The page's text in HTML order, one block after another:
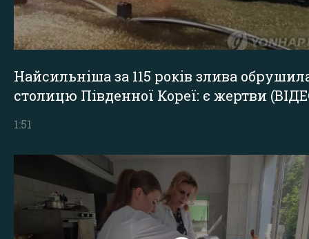
Найсильніша за 115 років злива
столицю Південної Кореї: є жертви
1:51